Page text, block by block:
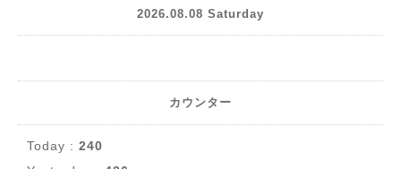
2026.08.08 Saturday
カウンター
Today : 240